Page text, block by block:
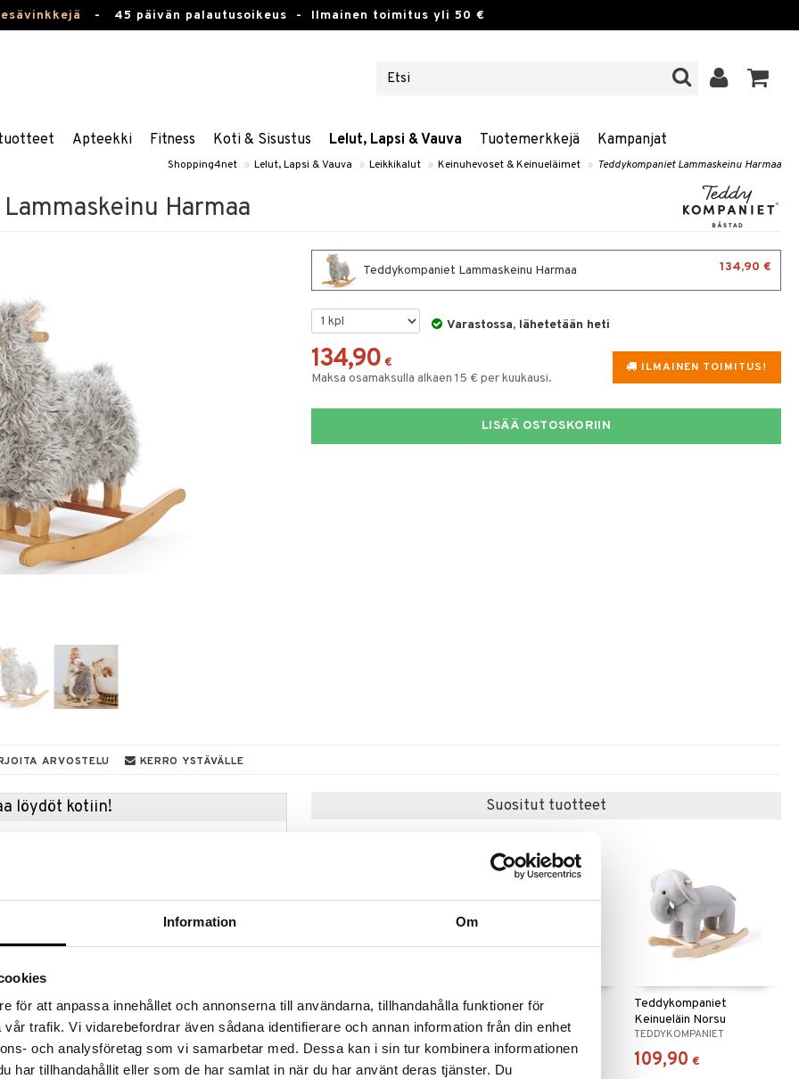
Information Om
för att anpassa innehållet och annonserna till användarna, tillhandahålla funktioner för
trafik. Vi vidarebefordrar även sådana identifierare och annan information från din enhet
och analysföretag som vi samarbetar med. Dessa kan i sin tur kombinera informationen
har tillhandahållit eller som de har samlat in när du har använt deras tjänster. Du
- 45 päivän palautusoikeus - Ilmainen toimitus yli 50 €
Apteekki Fitness Koti & Sisustus Lelut, Lapsi & Vauva Tuotemerkkejä Kampanjat
Shopping4net » Lelut, Lapsi & Vauva » Leikkikalut » Keinuhevoset & Keinueläimet » Teddykompaniet Lammaskeinu Harmaa
Harmaa
Teddykompaniet Lammaskeinu Harmaa 134,90 €
Varastossa, lähetetään heti
ILMAINEN TOIMITUS!
134,90 €
Maksa osamaksulla alkaen 15 € per kuukausi.
LISÄÄ OSTOSKORIIN
ARVOSTELU KERRO YSTÄVÄLLE
löydöt kotiin!
on ihana keinuhevonen, joka on niin lasten kuin
Keinuhevonen on erittäin vakaa ja se on
poistaa. Teddykompaniet Lammaskeinu on
ovat tulenkestäviä ja myrkyttömiä.
Suositut tuotteet
Nattou Teddy Keinueläin
Nalle Beige
NATTOU
149,90 €
Teddykompaniet
Keinueläin Hevonen
TEDDYKOMPANIET
109,90
Teddykompaniet
Keinueläin Norsu
TEDDYKOMPANIET
109,90 €